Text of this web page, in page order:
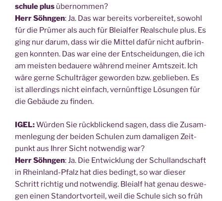
schu­le plus über­nom­men?
Herr Söhn­gen: Ja. Das war bereits vor­be­rei­tet, sowohl
für die Prü­mer als auch für Blei­al­fer Real­schu­le plus. Es
ging nur dar­um, dass wir die Mit­tel dafür nicht auf­brin­
gen konn­ten. Das war eine der Ent­schei­dun­gen, die ich
am meis­ten bedaue­re wäh­rend mei­ner Amts­zeit. Ich
wäre ger­ne Schul­trä­ger gewor­den bzw. geblie­ben. Es
ist aller­dings nicht ein­fach, ver­nünf­ti­ge Lösun­gen für
die Gebäu­de zu finden.
IGEL:Wür­den Sie rück­bli­ckend sagen, dass die Zusam­
men­le­gung der bei­den Schu­len zum dama­li­gen Zeit­
punkt aus Ihrer Sicht not­wen­dig war?
Herr Söhn­gen: Ja. Die Ent­wick­lung der Schul­land­schaft
in Rhein­land-Pfalz hat dies bedingt, so war die­ser
Schritt rich­tig und not­wen­dig. Blei­alf hat genau des­we­
gen einen Stand­ort­vor­teil, weil die Schu­le sich so früh